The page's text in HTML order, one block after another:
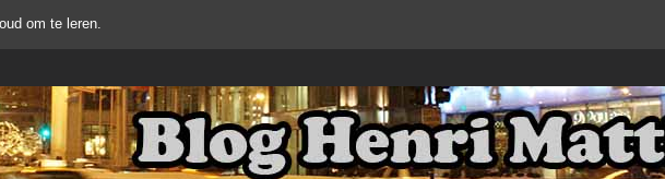
om te leren.